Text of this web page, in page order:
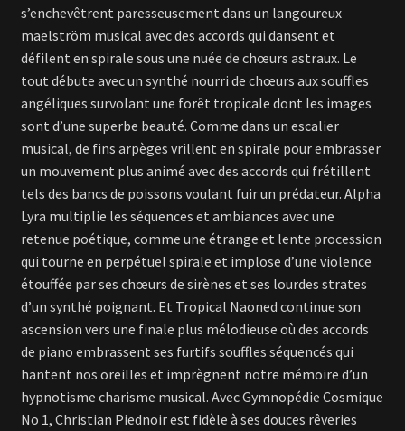
s’enchevêtrent paresseusement dans un langoureux
maelström musical avec des accords qui dansent et
défilent en spirale sous une nuée de chœurs astraux. Le
tout débute avec un synthé nourri de chœurs aux souffles
angéliques survolant une forêt tropicale dont les images
sont d’une superbe beauté. Comme dans un escalier
musical, de fins arpèges vrillent en spirale pour embrasser
un mouvement plus animé avec des accords qui frétillent
tels des bancs de poissons voulant fuir un prédateur. Alpha
Lyra multiplie les séquences et ambiances avec une
retenue poétique, comme une étrange et lente procession
qui tourne en perpétuel spirale et implose d’une violence
étouffée par ses chœurs de sirènes et ses lourdes strates
d’un synthé poignant. Et Tropical Naoned continue son
ascension vers une finale plus mélodieuse où des accords
de piano embrassent ses furtifs souffles séquencés qui
hantent nos oreilles et imprègnent notre mémoire d’un
hypnotisme charisme musical. Avec Gymnopédie Cosmique
No 1, Christian Piednoir est fidèle à ses douces rêveries